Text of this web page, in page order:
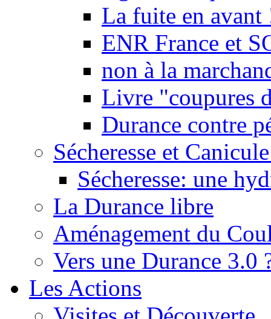
La fuite en avant
ENR France et
non à la
Livre "coupures
Durance contre
Sécheresse et
Sécheresse: une
La Durance libre
Aménagement du
Vers une Durance 3.0
Les Actions